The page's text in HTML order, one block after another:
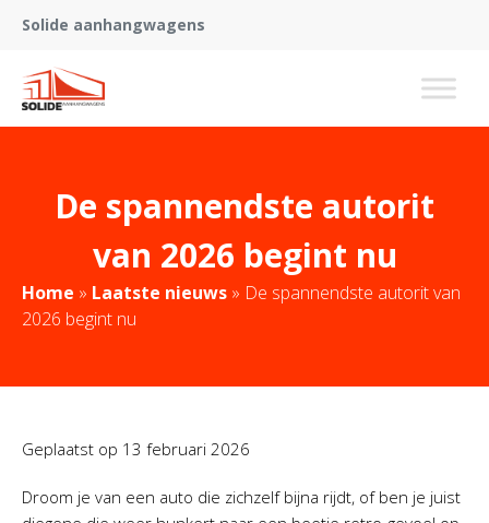
Solide aanhangwagens
De spannendste autorit
van 2026 begint nu
Home » Laatste nieuws » De spannendste autorit van
2026 begint nu
Geplaatst op 13 februari 2026
Droom je van een auto die zichzelf bijna rijdt, of ben je juist